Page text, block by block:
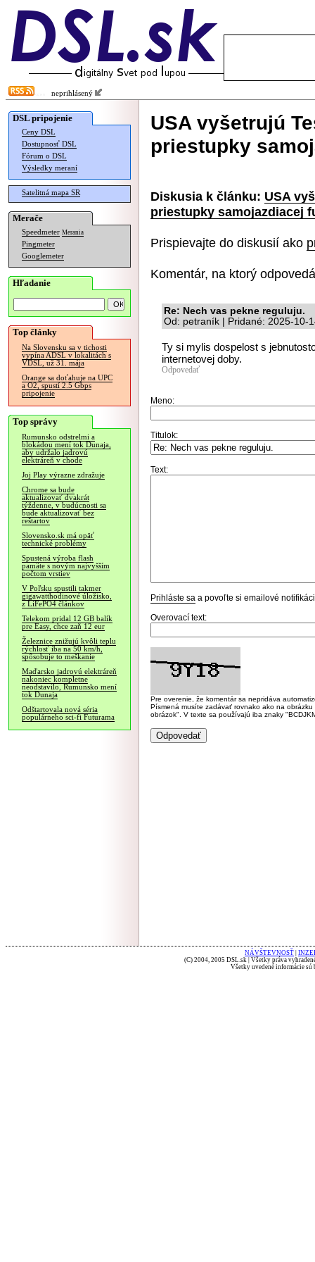
neprihlásený
DSL pripojenie
Ceny DSL
Dostupnosť DSL
Fórum o DSL
Výsledky meraní
Satelitná mapa SR
Merače
Speedmeter Merania
Pingmeter
Googlemeter
Hľadanie
Top články
Na Slovensku sa v tichosti
vypína ADSL v lokalitách s
VDSL, už 31. mája
Orange sa doťahuje na UPC
a O2, spustí 2.5 Gbps
pripojenie
Top správy
Rumunsko odstrelmi a
blokádou mení tok Dunaja,
aby udržalo jadrovú
elektráreň v chode
Joj Play výrazne zdražuje
Chrome sa bude
aktualizovať dvakrát
týždenne, v budúcnosti sa
bude aktualizovať bez
reštartov
Slovensko.sk má opäť
technické problémy
Spustená výroba flash
pamäte s novým najvyšším
počtom vrstiev
V Poľsku spustili takmer
gigawatthodinové úložisko,
z LiFePO4 článkov
Telekom pridal 12 GB balík
pre Easy, chce zaň 12 eur
Železnice znižujú kvôli teplu
rýchlosť iba na 50 km/h,
spôsobuje to meškanie
Maďarsko jadrovú elektráreň
nakoniec kompletne
neodstavilo, Rumunsko mení
tok Dunaja
Odštartovala nová séria
populárneho sci-fi Futurama
USA vyšetrujú
priestupky
Diskusia k článku: USA
priestupky samojazdiacej
Prispievajte do diskusií ako
Komentár, na ktorý
Re: Nech vas pekne reguluju.
Od: petraník | Pridané: 2025-10-
Ty si mylis dospelost s
internetovej doby.
Odpovedať
Meno:
Titulok:
Text:
Prihláste sa a povoľte si emailové
Overovací text:
Pre overenie, že komentár sa nepridáva
Písmená musíte zadávať rovnako ako na
obrázok". V texte sa používajú iba znaky
NÁVŠTEVNOSŤ
(C) 2004, 2005 DSL.sk | Všetky práva
Všetky uvedené informácie sú